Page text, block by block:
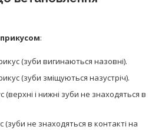
:
(зуби вигинаються назовні).
(зуби зміщуються назустріч).
і нижні зуби не знаходяться в
(зуби не знаходяться в контакті на